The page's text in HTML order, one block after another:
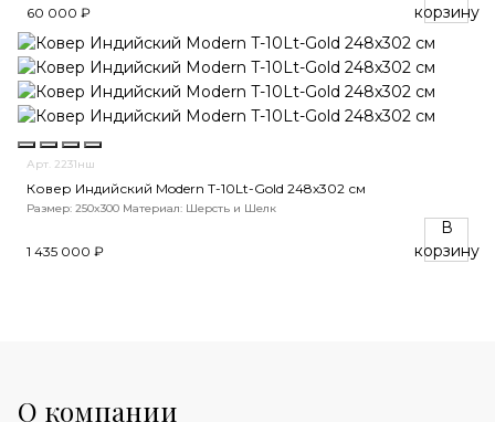
60 000 ₽
корзину
Арт. 2231нш
Ковер Индийский Modern T-10Lt-Gold 248x302 см
Размер: 250x300 Материал: Шерсть и Шелк
1 435 000 ₽
В
корзину
О компании